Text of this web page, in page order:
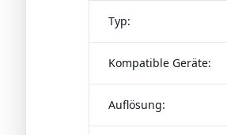
Typ:
Kompatible Geräte:
Auflösung: